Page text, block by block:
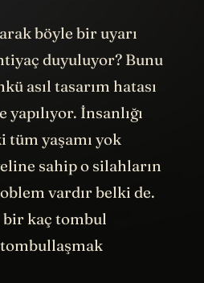
böyle bir uyarı
duyuluyor? Bunu
asıl tasarım hatası
İnsanlığı
tüm yaşamı yok
sahip o silahların
vardır belki de.
bir kaç tombul
tombullaşmak